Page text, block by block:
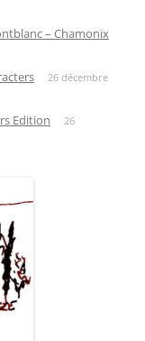
– Chamonix
26 décembre
Edition
26